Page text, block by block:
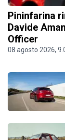
Pininfarina
Davide
Officer
08 agosto 2026,